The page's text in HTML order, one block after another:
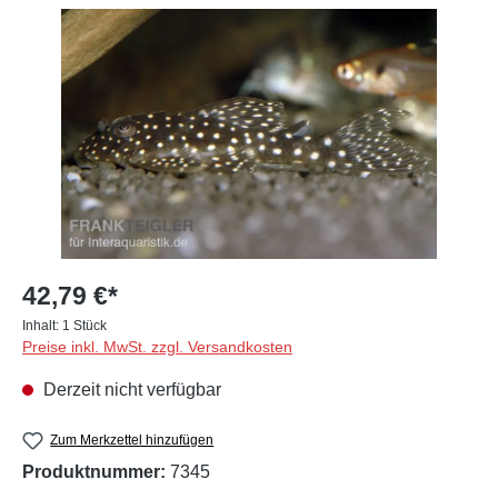
Bildergalerie überspringen
42,79 €*
Inhalt: 1 Stück
Preise inkl. MwSt. zzgl. Versandkosten
Derzeit nicht verfügbar
Zum Merkzettel hinzufügen
Produktnummer: 7345